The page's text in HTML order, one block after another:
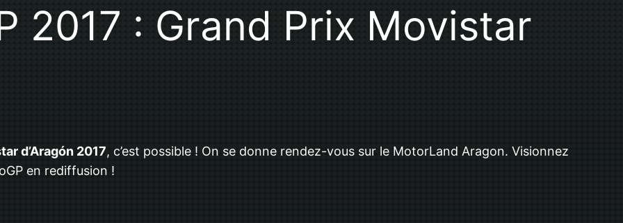
2017 : Grand Prix Movistar
d’Aragón 2017, c’est possible ! On se donne rendez-vous sur le MotorLand Aragon. Visionnez
en rediffusion !